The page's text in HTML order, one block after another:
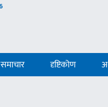
समाचार दृष्टिकोण